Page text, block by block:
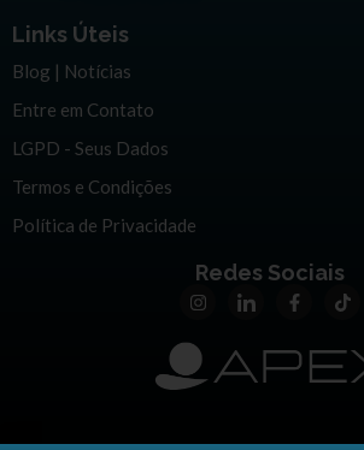
Links Úteis
Blog | Notícias
Entre em Contato
LGPD - Seus Dados
Termos e Condições
Política de Privacidade
Redes Sociais